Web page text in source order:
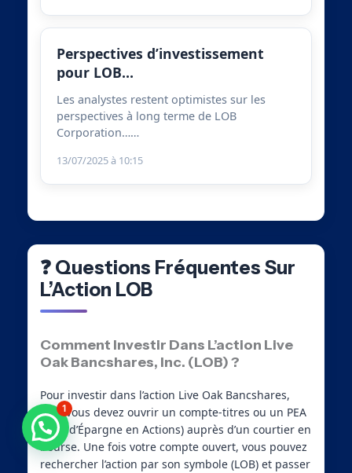
Perspectives d’investissement
pour LOB…
Les analystes restent optimistes sur les
perspectives à long terme de LOB
Corporation……
13/07/2025 à 10:15
❓ Questions Fréquentes Sur
L’Action LOB
Comment Investir Dans L’action Live
Oak Bancshares, Inc. (LOB) ?
Pour investir dans l’action Live Oak Bancshares,
Inc., vous devez ouvrir un compte-titres ou un PEA
(Plan d’Épargne en Actions) auprès d’un courtier en
bourse. Une fois votre compte ouvert, vous pouvez
rechercher l’action par son symbole (LOB) et passer
Besoin d'aide ?
1